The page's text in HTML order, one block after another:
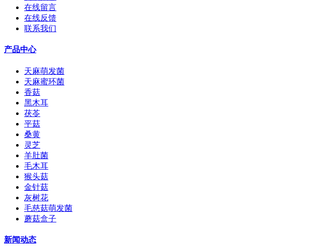
在线留言
在线反馈
联系我们
产品中心
天麻萌发菌
天麻蜜环菌
香菇
黑木耳
茯苓
平菇
桑黄
灵芝
羊肚菌
毛木耳
猴头菇
金针菇
灰树花
毛慈菇萌发菌
蘑菇盒子
新闻动态